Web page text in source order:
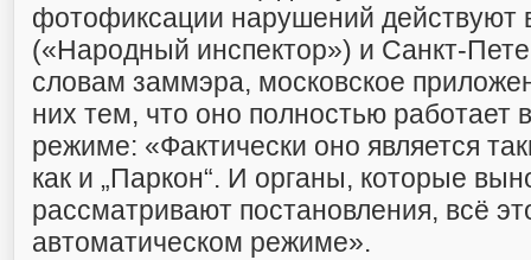
фотофиксации нарушений действуют
(«Народный инспектор») и Санкт-
словам заммэра, московское
них тем, что оно полностью работает
режиме: «Фактически оно является
как и „Паркон“. И органы, которые
рассматривают постановления, всё
автоматическом режиме».